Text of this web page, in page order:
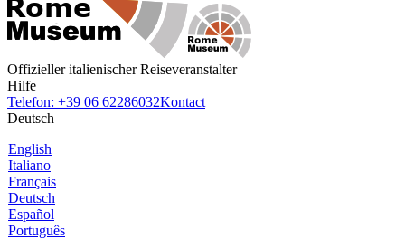
Offizieller italienischer Reiseveranstalter
Hilfe
Telefon: +39 06 62286032Kontact
Deutsch
English
Italiano
Français
Deutsch
Español
Português